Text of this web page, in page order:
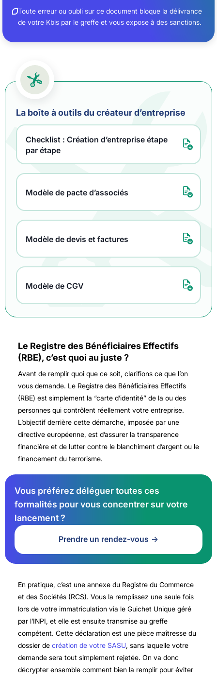
Toute erreur ou oubli sur ce document bloque la délivrance
de votre Kbis par le greffe et vous expose à des sanctions.
La boîte à outils du créateur d’entreprise
Checklist : Création d’entreprise étape
par étape
Modèle de pacte d’associés
Modèle de devis et factures
Modèle de CGV
Le Registre des Bénéficiaires Effectifs
(RBE), c’est quoi au juste ?
Avant de remplir quoi que ce soit, clarifions ce que l’on
vous demande. Le Registre des Bénéficiaires Effectifs
(RBE) est simplement la “carte d’identité” de la ou des
personnes qui contrôlent réellement votre entreprise.
L’objectif derrière cette démarche, imposée par une
directive européenne, est d’assurer la transparence
financière et de lutter contre le blanchiment d’argent ou le
financement du terrorisme.
Vous préférez déléguer toutes ces
formalités pour vous concentrer sur votre
lancement ?
Prendre un rendez-vous
En pratique, c’est une annexe du Registre du Commerce
et des Sociétés (RCS). Vous la remplissez une seule fois
lors de votre immatriculation via le Guichet Unique géré
par l’INPI, et elle est ensuite transmise au greffe
compétent. Cette déclaration est une pièce maîtresse du
dossier de création de votre SASU, sans laquelle votre
demande sera tout simplement rejetée. On va donc
décrypter ensemble comment bien la remplir pour éviter